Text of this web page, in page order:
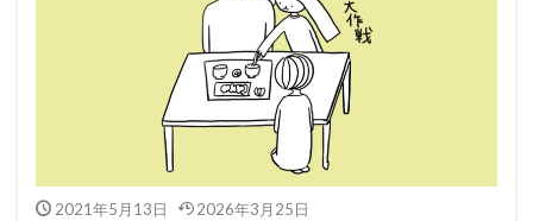
2021年5月13日 2026年3月25日